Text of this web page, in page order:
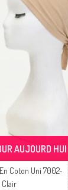
Coton Uni 7002-
Clair
AUJOURD HUI